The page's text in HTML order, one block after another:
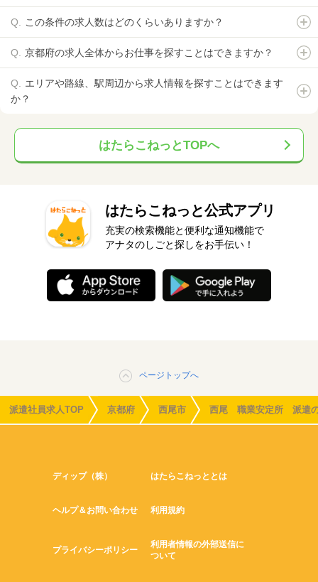
この条件の求人数はどのくらいありますか？
京都府の求人全体からお仕事を探すことはできますか？
エリアや路線、駅周辺から求人情報を探すことはできます
か？
はたらこねっとTOPへ
はたらこねっと公式アプリ
充実の検索機能と便利な通知機能で
アナタのしごと探しをお手伝い！
ページトップへ
派遣社員求人TOP 京都府 西尾市 西尾 職業安定所 派遣
ディップ（株） はたらこねっととは
ヘルプ＆お問い合わせ 利用規約
プライバシーポリシー
利用者情報の外部送信に
ついて